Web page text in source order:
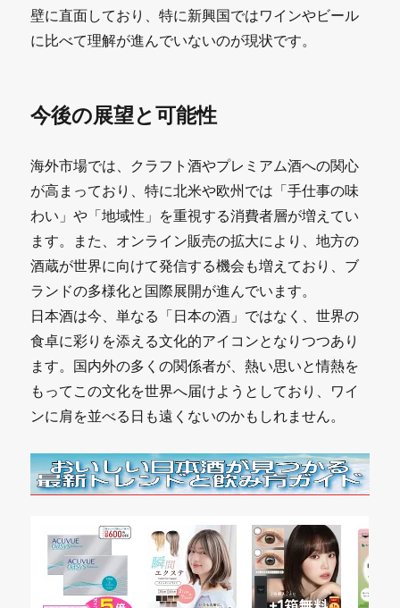
壁に直面しており、特に新興国ではワインやビール
に比べて理解が進んでいないのが現状です。
今後の展望と可能性
海外市場では、クラフト酒やプレミアム酒への関心
が高まっており、特に北米や欧州では「手仕事の味
わい」や「地域性」を重視する消費者層が増えてい
ます。また、オンライン販売の拡大により、地方の
酒蔵が世界に向けて発信する機会も増えており、ブ
ランドの多様化と国際展開が進んでいます。
日本酒は今、単なる「日本の酒」ではなく、世界の
食卓に彩りを添える文化的アイコンとなりつつあり
ます。国内外の多くの関係者が、熱い思いと情熱を
もってこの文化を世界へ届けようとしており、ワイ
ンに肩を並べる日も遠くないのかもしれません。